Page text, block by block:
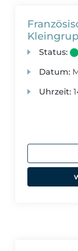
Status:
Datum:
Uhrzeit: